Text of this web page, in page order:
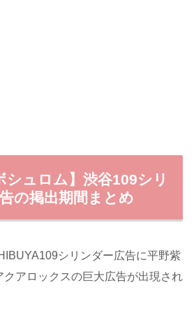
シュロム】渋谷109シリ
の掲出期間まとめ
シリンダー広告に平野紫
アロックスの巨大広告が出現され